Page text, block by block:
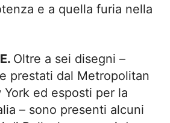
e a quella furia nella
Oltre a sei disegni –
prestati dal Metropolitan
ed esposti per la
– sono presenti alcuni